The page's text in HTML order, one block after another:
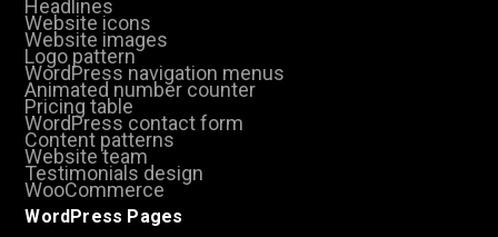
Headlines
Website icons
Website images
Logo pattern
WordPress navigation menus
Animated number counter
Pricing table
WordPress contact form
Content patterns
Website team
Testimonials design
WooCommerce
WordPress Pages